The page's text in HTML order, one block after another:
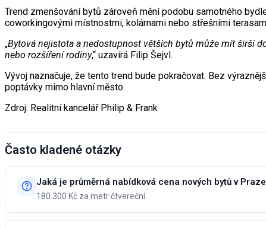
Trend zmenšování bytů zároveň mění podobu samotného
coworkingovými místnostmi, kolárnami nebo střešními
„Bytová nejistota a nedostupnost větších bytů může mít širší
nebo rozšíření rodiny,“ uzavírá Filip Šejvl.
Vývoj naznačuje, že tento trend bude pokračovat. Bez
poptávky mimo hlavní město.
Zdroj: Realitní kancelář Philip & Frank
Často kladené otázky
Jaká je průměrná nabídková cena nových bytů v
180.300 Kč za metr čtvereční.